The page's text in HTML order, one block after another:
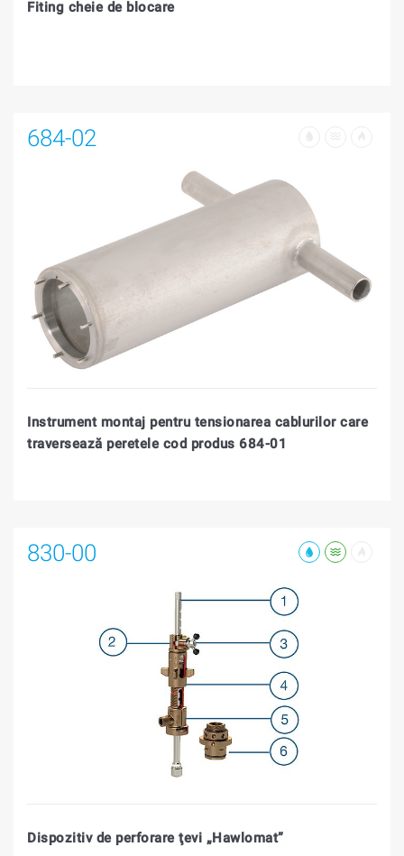
Fiting cheie de blocare
684-02
Instrument montaj pentru tensionarea cablurilor care
traversează peretele cod produs 684-01
830-00
Dispozitiv de perforare ţevi „Hawlomat”